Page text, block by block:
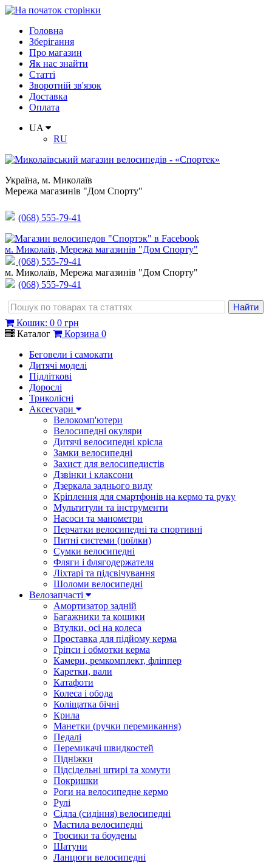
Головна
Зберігання
Про магазин
Як нас знайти
Статті
Зворотній зв'язок
Доставка
Оплата
UA
RU
Україна, м. Миколаїв
Мережа магазинів "Дом Спорту"
(068) 555-79-41
м. Миколаїв, Мережа магазинів "Дом Спорту"
(068) 555-79-41
м. Миколаїв, Мережа магазинів "Дом Спорту"
(068) 555-79-41
Кошик: 0 0 грн
Каталог
Корзина 0
Беговели і самокати
Дитячі моделі
Підліткові
Дорослі
Триколісні
Аксесуари
Велокомп'ютери
Велосипедні окуляри
Дитячі велосипедні крісла
Замки велосипедні
Захист для велосипедистів
Дзвінки і клаксони
Дзеркала заднього виду
Кріплення для смартфонів на кермо та руку
Мультитули та інструменти
Насоси та манометри
Перчатки велосипедні та спортивні
Питні системи (поїлки)
Сумки велосипедні
Фляги і флягодержателя
Ліхтарі та підсвічування
Шоломи велосипедні
Велозапчасті
Амортизатор задній
Багажники та кошики
Втулки, осі на колеса
Проставка для підйому керма
Гріпси і обмотки керма
Камери, ремкомплект, фліппер
Каретки, вали
Катафоти
Колеса і обода
Коліщатка бічні
Крила
Манетки (ручки перемикання)
Педалі
Перемикачі швидкостей
Підніжки
Підсідельні штирі та хомути
Покришки
Роги на велосипедне кермо
Рулі
Сідла (сидіння) велосипедні
Мастила велосипедні
Тросики та боудены
Шатуни
Ланцюги велосипедні